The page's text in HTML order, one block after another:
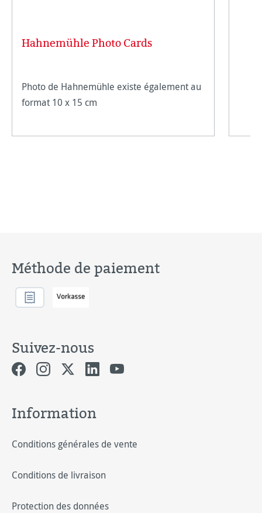
Hahnemühle Photo Cards
Photo de Hahnemühle existe également au
format 10 x 15 cm
Méthode de paiement
Suivez-nous
Information
Conditions générales de vente
Conditions de livraison
Protection des données